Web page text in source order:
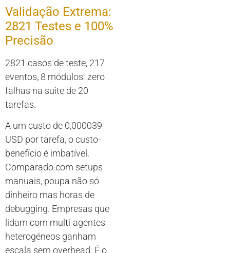
Validação Extrema:
2821 Testes e 100%
Precisão
2821 casos de teste, 217
eventos, 8 módulos: zero
falhas na suite de 20
tarefas.
A um custo de 0,000039
USD por tarefa, o custo-
benefício é imbatível.
Comparado com setups
manuais, poupa não só
dinheiro mas horas de
debugging. Empresas que
lidam com multi-agentes
heterogéneos ganham
escala sem overhead. É o